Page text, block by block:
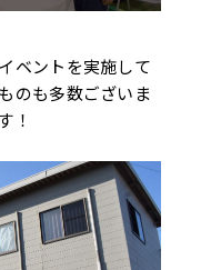
ベントを実施して
のも多数ございま
！